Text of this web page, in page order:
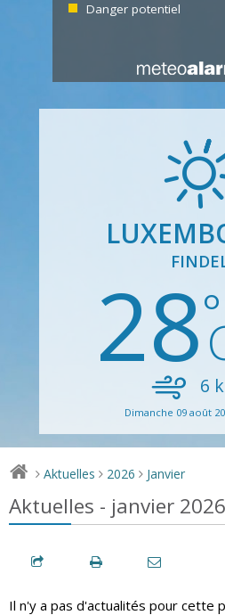
Danger potentiel
286
Dimanche 09 août
> Aktuelles > 2026 > Janvier
Aktuelles - janvier 2026
Il n'y a pas d'actualités pour cette